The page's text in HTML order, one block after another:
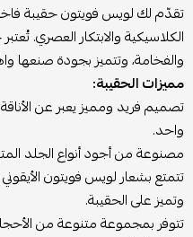
تقدّم لك لويس فويتون حقيبة
الكلاسيكية والابتكار العصري.
والفخامة، وتتميز بجودة صنعها
مميزات الحقيبة:
تصميم فريد ومميز يعبر عن الأناقة
واحد.
مصنوعة من أجود أنواع الجلد
تتمتع بشعار لويس فويتون
وتميز على الحقيبة.
تتوفر بمجموعة متنوعة من